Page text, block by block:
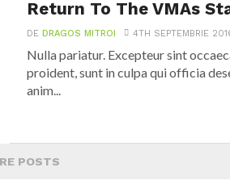
Return To The VMAs
DEDRAGOS MITROI 4TH SEPTEMBRIE
Nulla pariatur. Excepteur sint
proident, sunt in culpa qui officia
anim...
POSTS